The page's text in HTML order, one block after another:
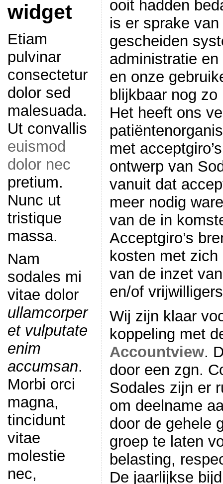
widget
Etiam
pulvinar
consectetur
dolor sed
malesuada.
Ut convallis
euismod
dolor nec
pretium.
Nunc ut
tristique
massa.
Nam
sodales mi
vitae dolor
ullamcorper
et vulputate
enim
accumsan.
Morbi orci
magna,
tincidunt
vitae
molestie
nec,
ooit hadden
is er sprake
gescheiden
administratie
en onze
blijkbaar nog zo
Het heeft ons
met
ontwerp van
vanuit dat
meer nodig
van de in
Acceptgiro’s
kosten met
van de inzet
en/of
Wij zijn klaar
koppeling met
Accountview.
door een zgn.
Sodales zijn er
om deelname
door de gehele
groep te laten
belasting,
De jaarlijkse